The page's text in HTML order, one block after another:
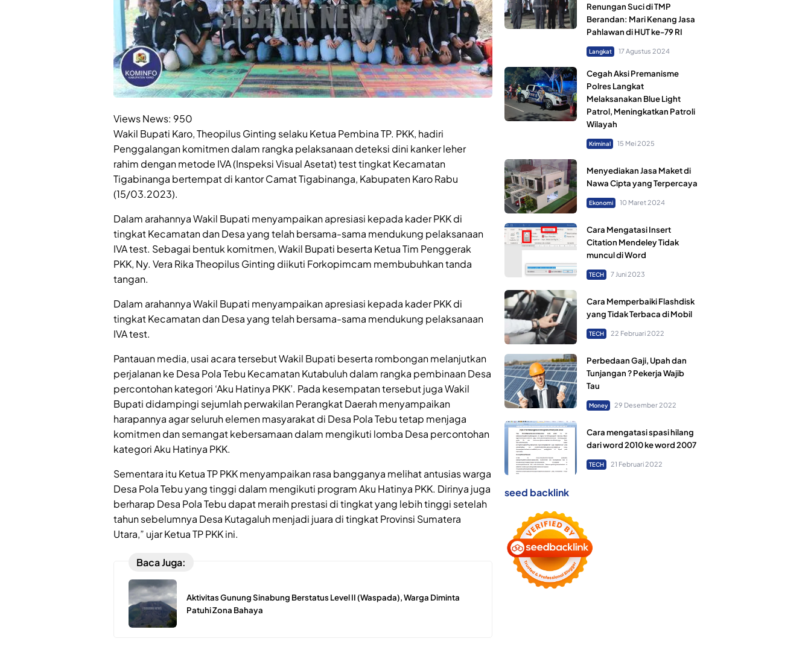
Views News: 950
Wakil Bupati Karo, Theopilus Ginting selaku Ketua Pembina TP. PKK, hadiri
Penggalangan komitmen dalam rangka pelaksanaan deteksi dini kanker leher
rahim dengan metode IVA (Inspeksi Visual Asetat) test tingkat Kecamatan
Tigabinanga bertempat di kantor Camat Tigabinanga, Kabupaten Karo Rabu
(15/03.2023).
Dalam arahannya Wakil Bupati menyampaikan apresiasi kepada kader PKK di
tingkat Kecamatan dan Desa yang telah bersama-sama mendukung pelaksanaan
IVA test. Sebagai bentuk komitmen, Wakil Bupati beserta Ketua Tim Penggerak
PKK, Ny. Vera Rika Theopilus Ginting diikuti Forkopimcam membubuhkan tanda
tangan.
Dalam arahannya Wakil Bupati menyampaikan apresiasi kepada kader PKK di
tingkat Kecamatan dan Desa yang telah bersama-sama mendukung pelaksanaan
IVA test.
Pantauan media, usai acara tersebut Wakil Bupati beserta rombongan melanjutkan
perjalanan ke Desa Pola Tebu Kecamatan Kutabuluh dalam rangka pembinaan Desa
percontohan kategori ‘Aku Hatinya PKK’. Pada kesempatan tersebut juga Wakil
Bupati didampingi sejumlah perwakilan Perangkat Daerah menyampaikan
harapannya agar seluruh elemen masyarakat di Desa Pola Tebu tetap menjaga
komitmen dan semangat kebersamaan dalam mengikuti lomba Desa percontohan
kategori Aku Hatinya PKK.
Sementara itu Ketua TP PKK menyampaikan rasa bangganya melihat antusias warga
Desa Pola Tebu yang tinggi dalam mengikuti program Aku Hatinya PKK. Dirinya juga
berharap Desa Pola Tebu dapat meraih prestasi di tingkat yang lebih tinggi setelah
tahun sebelumnya Desa Kutagaluh menjadi juara di tingkat Provinsi Sumatera
Utara,” ujar Ketua TP PKK ini.
Baca Juga:
Aktivitas Gunung Sinabung Berstatus Level II (Waspada), Warga Diminta
Patuhi Zona Bahaya
Renungan Suci di TMP
Berandan: Mari Kenang Jasa
Pahlawan di HUT ke-79 RI
Langkat 17 Agustus 2024
Cegah Aksi Premanisme
Polres Langkat
Melaksanakan Blue Light
Patrol, Meningkatkan Patroli
Wilayah
Kriminal 15 Mei 2025
Menyediakan Jasa Maket di
Nawa Cipta yang Terpercaya
Ekonomi 10 Maret 2024
Cara Mengatasi Insert
Citation Mendeley Tidak
muncul di Word
TECH 7 Juni 2023
Cara Memperbaiki Flashdisk
yang Tidak Terbaca di Mobil
TECH 22 Februari 2022
Perbedaan Gaji, Upah dan
Tunjangan ? Pekerja Wajib
Tau
Money 29 Desember 2022
Cara mengatasi spasi hilang
dari word 2010 ke word 2007
TECH 21 Februari 2022
seed backlink